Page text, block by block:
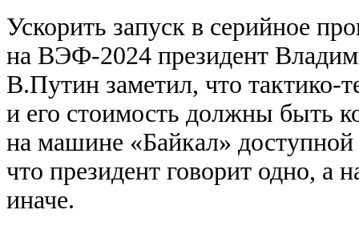
Ускорить запуск в серийное
на ВЭФ-2024 президент
В.Путин заметил, что тактико-
и его стоимость должны быть
на машине «Байкал»
что президент говорит одно, а
иначе.